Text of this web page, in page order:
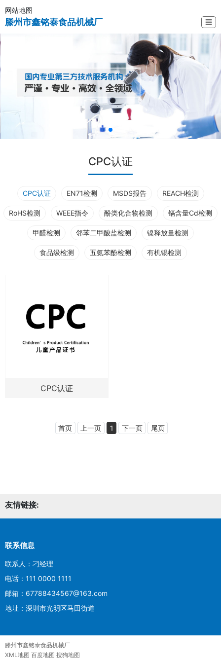
网站地图
滕州市鑫铭泰食品机械厂 ☰
CPC认证
CPC认证 EN71检测 MSDS报告 REACH检测
RoHS检测 WEEE指令 酚类化合物检测 镉含量Cd检测
甲醛检测 邻苯二甲酸盐检测 镍释放量检测
食品级检测 五氨苯酚检测 有机锡检测
CPC认证
首页 上一页 1 下一页 尾页
友情链接:
联系信息
联系人：刁经理
电话：111 0000 1111
邮箱：67788434567@163.com
地址：深圳市光明区马田街道
滕州市鑫铭泰食品机械厂
XML地图 百度地图 搜狗地图